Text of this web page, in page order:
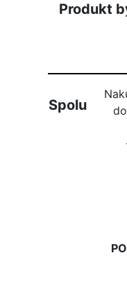
Produkt
Spolu